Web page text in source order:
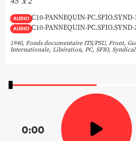
AUDIO C10-PANNEQUIN-
AUDIO C10-PANNEQUIN-
1940, Fonds documentaire ITS/PSU, Front,
Internationale, Libération, PC, SFIO,
0:00